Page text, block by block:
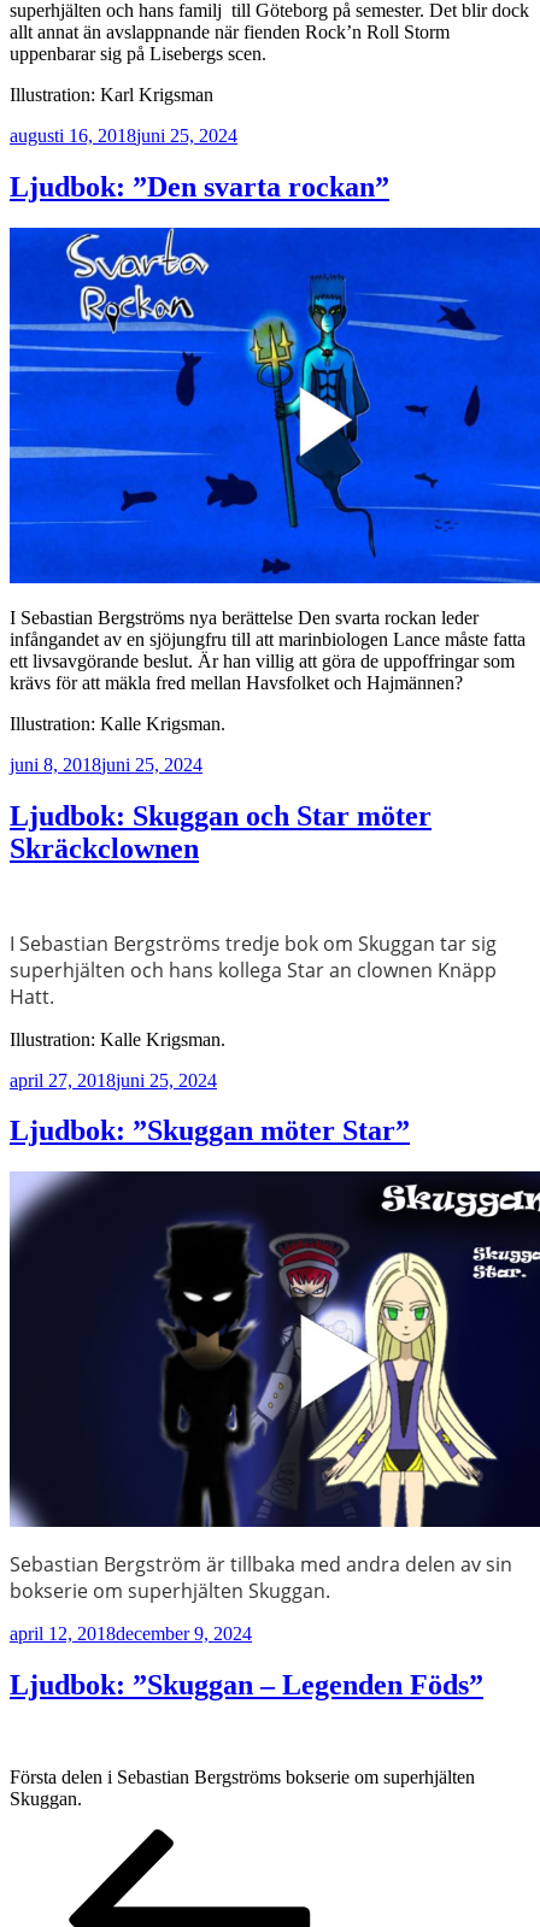
superhjälten och hans familj till Göteborg på semester. Det blir dock
allt annat än avslappnande när fienden Rock’n Roll Storm
uppenbarar sig på Lisebergs scen.
Illustration: Karl Krigsman
Publicerat
augusti 16, 2018juni 25, 2024
Ljudbok: ”Den svarta rockan”
I Sebastian Bergströms nya berättelse Den svarta rockan leder
infångandet av en sjöjungfru till att marinbiologen Lance måste fatta
ett livsavgörande beslut. Är han villig att göra de uppoffringar som
krävs för att mäkla fred mellan Havsfolket och Hajmännen?
Illustration: Kalle Krigsman.
Publicerat
juni 8, 2018juni 25, 2024
Ljudbok: Skuggan och Star möter
Skräckclownen
I Sebastian Bergströms tredje bok om Skuggan tar sig
superhjälten och hans kollega Star an clownen Knäpp
Hatt.
Illustration: Kalle Krigsman.
Publicerat
april 27, 2018juni 25, 2024
Ljudbok: ”Skuggan möter Star”
Sebastian Bergström är tillbaka med andra delen av sin
bokserie om superhjälten Skuggan.
Publicerat
april 12, 2018december 9, 2024
Ljudbok: ”Skuggan – Legenden Föds”
Första delen i Sebastian Bergströms bokserie om superhjälten
Skuggan.
Sidnumrering
inlägg